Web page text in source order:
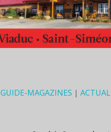
GUIDE-MAGAZINES |